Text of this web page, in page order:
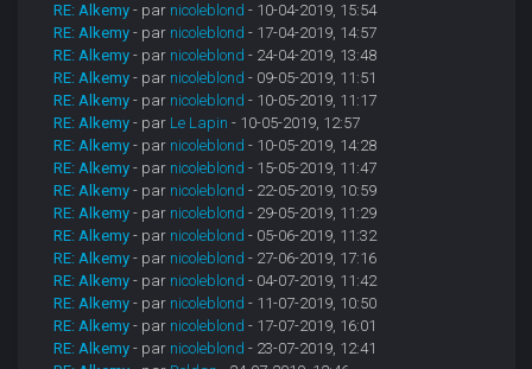
RE: Alkemy - par nicoleblond - 10-04-2019, 15:54
RE: Alkemy - par nicoleblond - 17-04-2019, 14:57
RE: Alkemy - par nicoleblond - 24-04-2019, 13:48
RE: Alkemy - par nicoleblond - 09-05-2019, 11:51
RE: Alkemy - par nicoleblond - 10-05-2019, 11:17
RE: Alkemy - par Le Lapin - 10-05-2019, 12:57
RE: Alkemy - par nicoleblond - 10-05-2019, 14:28
RE: Alkemy - par nicoleblond - 15-05-2019, 11:47
RE: Alkemy - par nicoleblond - 22-05-2019, 10:59
RE: Alkemy - par nicoleblond - 29-05-2019, 11:29
RE: Alkemy - par nicoleblond - 05-06-2019, 11:32
RE: Alkemy - par nicoleblond - 27-06-2019, 17:16
RE: Alkemy - par nicoleblond - 04-07-2019, 11:42
RE: Alkemy - par nicoleblond - 11-07-2019, 10:50
RE: Alkemy - par nicoleblond - 17-07-2019, 16:01
RE: Alkemy - par nicoleblond - 23-07-2019, 12:41